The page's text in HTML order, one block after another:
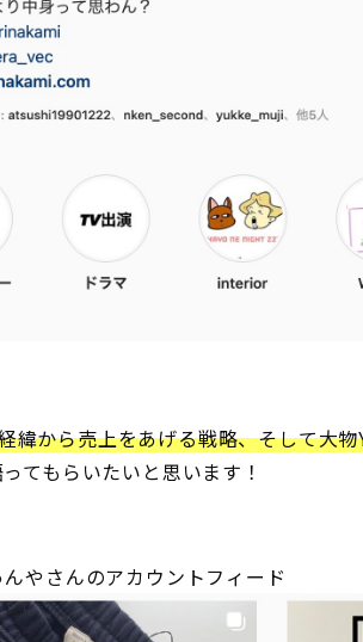
緯から売上をあげる戦略、そして大
てもらいたいと思います！
やさんのアカウントフィード